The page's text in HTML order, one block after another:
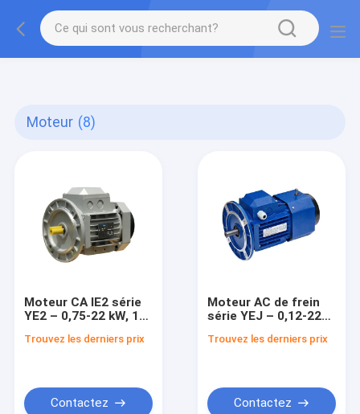
gtag('config', 'G-QWE9HWC3PF', {cookie_flags:
"SameSite=None;Secure"});
Moteur (8)
Moteur CA IE2 série
YE2 – 0,75-22 kW, 1
Trouvez les derniers prix
Contactez
Moteur AC de frein
série YEJ – 0,12-22
tr/min
Trouvez les derniers prix
Contactez